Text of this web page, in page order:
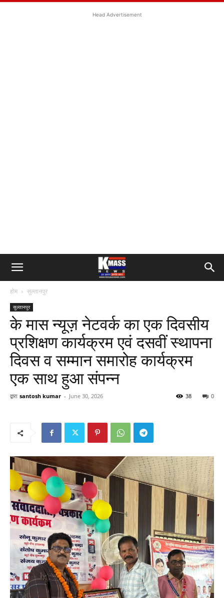
Head Advertisement
होम सुल्तानपुर
सुल्तानपुर
के मास न्यूज़ नेटवर्क का एक दिवसीय
प्रशिक्षण कार्यक्रम एवं दसवीं स्थापना
दिवस व सम्मान समारोह कार्यक्रम
एक साथ हुआ संपन्न
द्वारा santosh kumar - June 30, 2026 0
38